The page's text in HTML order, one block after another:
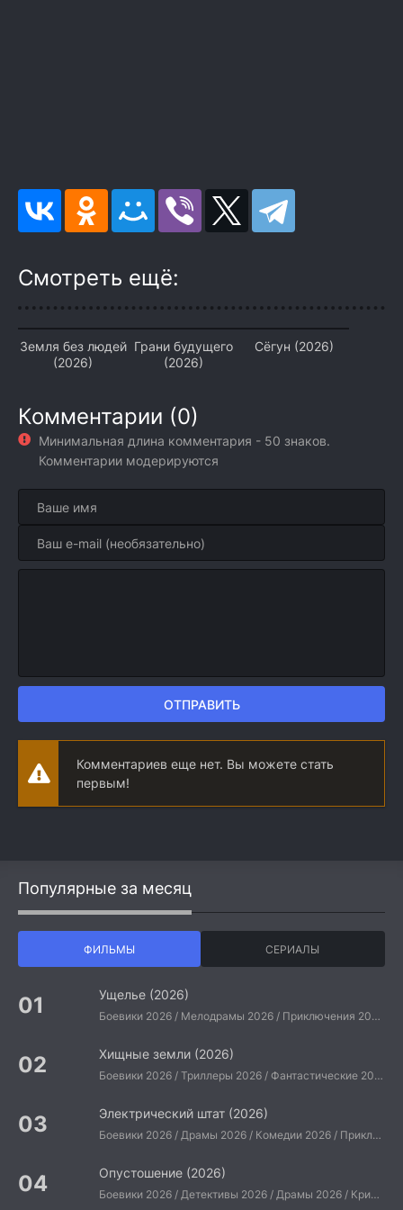
Смотреть ещё:
Земля без людей
(2026)
Грани будущего
(2026)
Сёгун (2026)
Комментарии (0)
Минимальная длина комментария - 50 знаков.
Комментарии модерируются
ОТПРАВИТЬ
Комментариев еще нет. Вы можете стать
первым!
Популярные за месяц
ФИЛЬМЫ СЕРИАЛЫ
Ущелье (2026)
Боевики 2026 / Мелодрамы 2026 / Приключения 2026 / Ужасы 2026 / Фантастические 2026 / Зарубежные фильмы 2026 / Американские фильмы / Фильмы 2026
Хищные земли (2026)
Боевики 2026 / Триллеры 2026 / Фантастические 2026 / Зарубежные фильмы 2026 / Американские фильмы / Фильмы 2026
Электрический штат (2026)
Боевики 2026 / Драмы 2026 / Комедии 2026 / Приключения 2026 / Фантастические 2026 / Зарубежные фильмы 2026 / Американские фильмы / Фильмы 2026
Опустошение (2026)
Боевики 2026 / Детективы 2026 / Драмы 2026 / Криминальные фильмы 2026 / Триллеры 2026 / Зарубежные фильмы 2026 / Американские фильмы / Фильмы 2026